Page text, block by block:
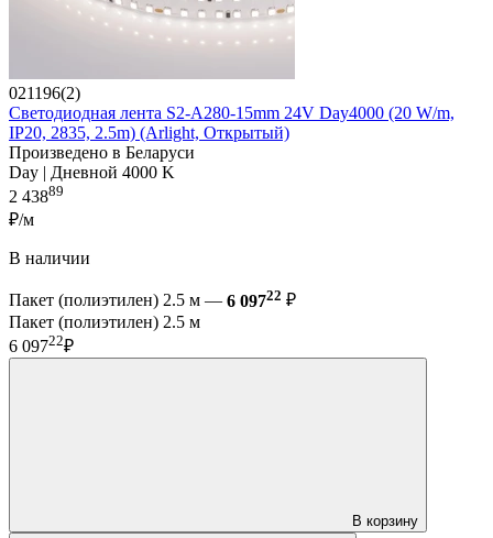
021196(2)
Светодиодная лента S2-A280-15mm 24V Day4000 (20 W/m,
IP20, 2835, 2.5m) (Arlight, Открытый)
Произведено в Беларуси
Day | Дневной 4000 K
2 43889
₽/м
В наличии
Пакет (полиэтилен) 2.5 м — 6 09722 ₽
Пакет (полиэтилен) 2.5 м
6 09722₽
В корзину